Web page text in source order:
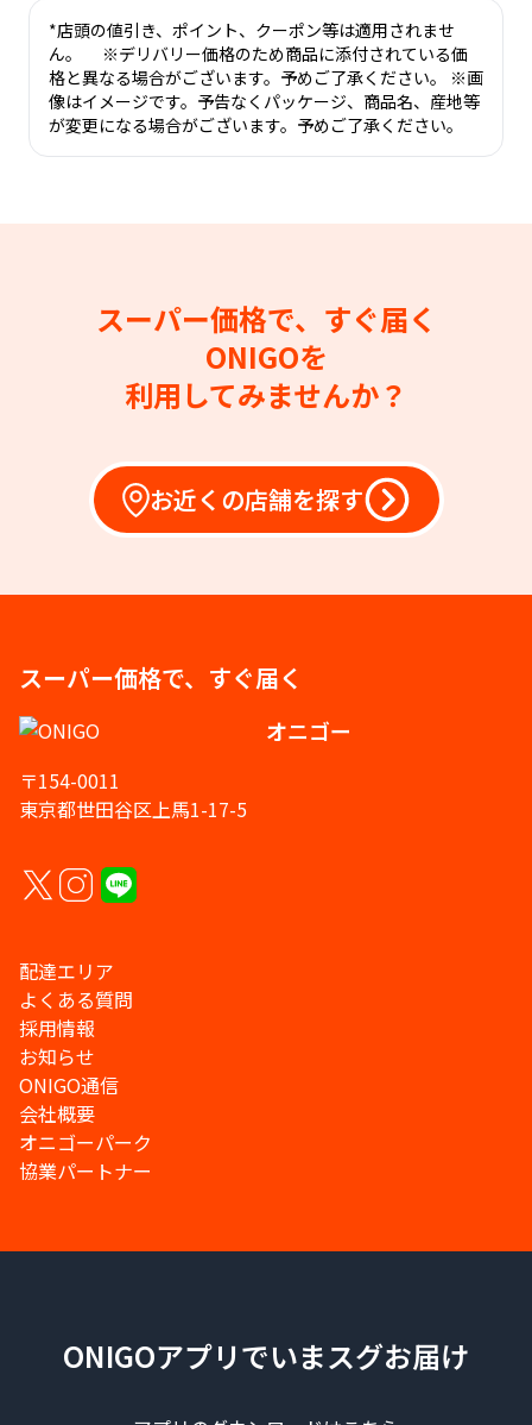
*店頭の値引き、ポイント、クーポン等は適用されませ
ん。 ※デリバリー価格のため商品に添付されている価
格と異なる場合がございます。予めご了承ください。 ※画
像はイメージです。予告なくパッケージ、商品名、産地等
が変更になる場合がございます。予めご了承ください。
スーパー価格で、すぐ届く
ONIGOを
利用してみませんか？
お近くの店舗を探す
スーパー価格で、すぐ届く
オニゴー
〒154-0011
東京都世田谷区上馬1-17-5
配達エリア
よくある質問
採用情報
お知らせ
ONIGO通信
会社概要
オニゴーパーク
協業パートナー
ONIGOアプリでいまスグお届け